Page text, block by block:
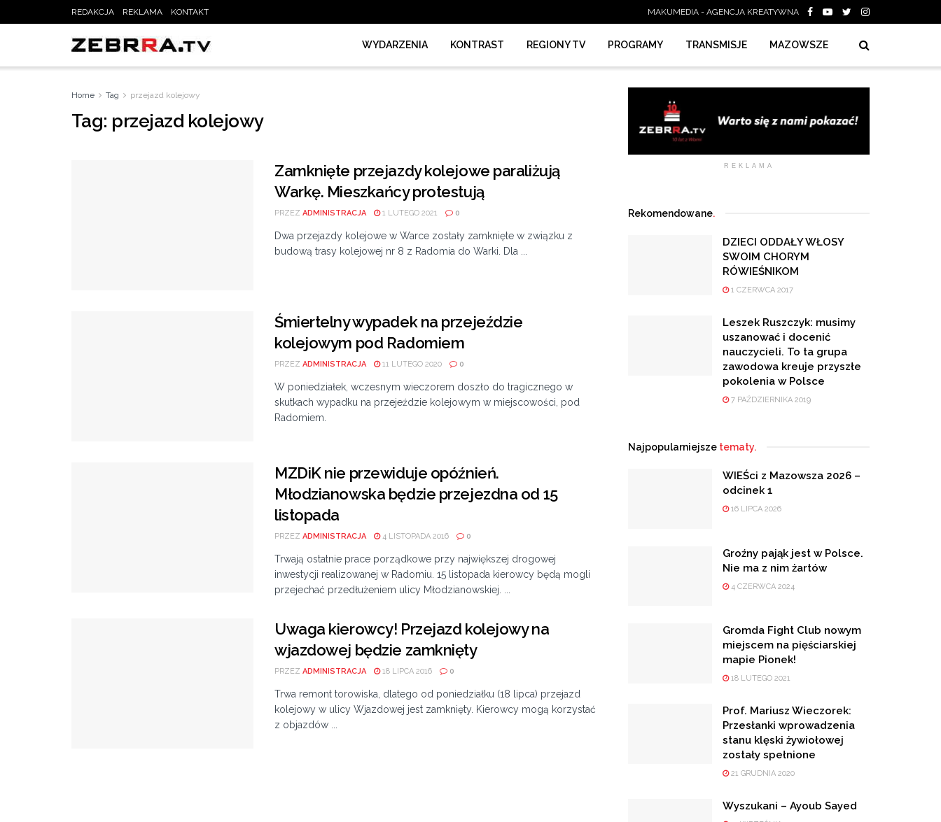
REDAKCJA REKLAMA KONTAKT MAKUMEDIA - AGENCJA KREATYWNA
WYDARZENIA KONTRAST REGIONY TV PROGRAMY TRANSMISJE MAZOWSZE
Home Tag przejazd kolejowy
Tag: przejazd kolejowy
Zamknięte przejazdy kolejowe paraliżują
Warkę. Mieszkańcy protestują
PRZEZ ADMINISTRACJA 1 LUTEGO 2021 0
Dwa przejazdy kolejowe w Warce zostały zamknięte w związku z
budową trasy kolejowej nr 8 z Radomia do Warki. Dla ...
Śmiertelny wypadek na przejeździe
kolejowym pod Radomiem
PRZEZ ADMINISTRACJA 11 LUTEGO 2020 0
W poniedziałek, wczesnym wieczorem doszło do tragicznego w
skutkach wypadku na przejeździe kolejowym w miejscowości, pod
Radomiem.
MZDiK nie przewiduje opóźnień.
Młodzianowska będzie przejezdna od 15
listopada
PRZEZ ADMINISTRACJA 4 LISTOPADA 2016 0
Trwają ostatnie prace porządkowe przy największej drogowej
inwestycji realizowanej w Radomiu. 15 listopada kierowcy będą mogli
przejechać przedłużeniem ulicy Młodzianowskiej. ...
Uwaga kierowcy! Przejazd kolejowy na
wjazdowej będzie zamknięty
PRZEZ ADMINISTRACJA 18 LIPCA 2016 0
Trwa remont torowiska, dlatego od poniedziałku (18 lipca) przejazd
kolejowy w ulicy Wjazdowej jest zamknięty. Kierowcy mogą korzystać
z objazdów ...
REKLAMA
Rekomendowane.
DZIECI ODDAŁY WŁOSY
SWOIM CHORYM
RÓWIEŚNIKOM
1 CZERWCA 2017
Leszek Ruszczyk: musimy
uszanować i docenić
nauczycieli. To ta grupa
zawodowa kreuje przyszłe
pokolenia w Polsce
7 PAŹDZIERNIKA 2019
Najpopularniejsze tematy.
WIEŚci z Mazowsza 2026 –
odcinek 1
16 LIPCA 2026
Groźny pająk jest w Polsce.
Nie ma z nim żartów
4 CZERWCA 2024
Gromda Fight Club nowym
miejscem na pięściarskiej
mapie Pionek!
18 LUTEGO 2021
Prof. Mariusz Wieczorek:
Przesłanki wprowadzenia
stanu klęski żywiołowej
zostały spełnione
21 GRUDNIA 2020
Wyszukani – Ayoub Sayed